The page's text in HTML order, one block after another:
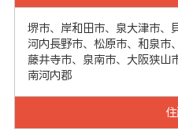
堺市、岸和田市、泉大津市、
河内長野市、松原市、和泉市
藤井寺市、泉南市、大阪狭山
南河内郡